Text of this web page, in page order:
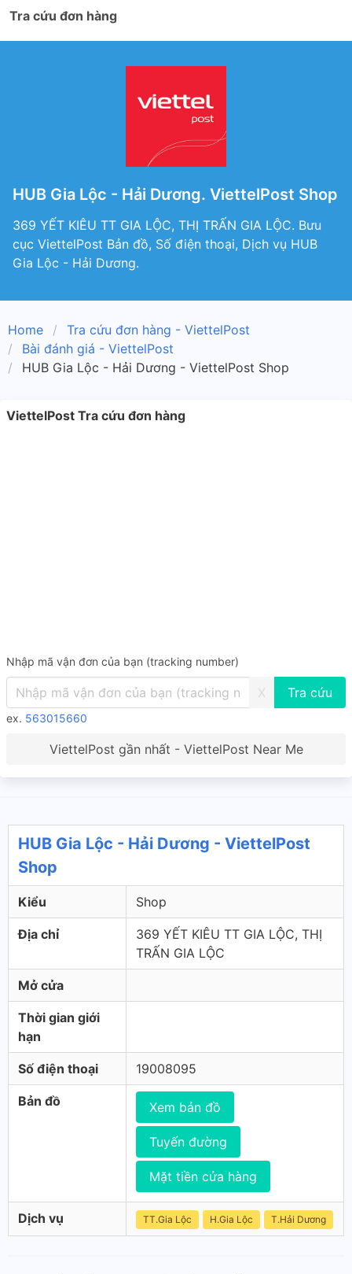
Tra cứu đơn hàng
HUB Gia Lộc - Hải Dương. ViettelPost Shop
369 YẾT KIÊU TT GIA LỘC, THỊ TRẤN GIA LỘC. Bưu
cục ViettelPost Bản đồ, Số điện thoại, Dịch vụ HUB
Gia Lộc - Hải Dương.
Home
Tra cứu đơn hàng - ViettelPost
Bài đánh giá - ViettelPost
HUB Gia Lộc - Hải Dương - ViettelPost Shop
ViettelPost Tra cứu đơn hàng
Nhập mã vận đơn của bạn (tracking number)
X
ex. 563015660
ViettelPost gần nhất - ViettelPost Near Me
HUB Gia Lộc - Hải Dương - ViettelPost
Shop
Kiểu Shop
Địa chỉ
369 YẾT KIÊU TT GIA LỘC, THỊ
TRẤN GIA LỘC
Mở cửa
Thời gian giới
hạn
Số điện thoại 19008095
Bản đồ Xem bản đồ
Tuyến đường
Mặt tiền cửa hàng
Dịch vụ TT.Gia Lộc H.Gia Lộc T.Hải Dương